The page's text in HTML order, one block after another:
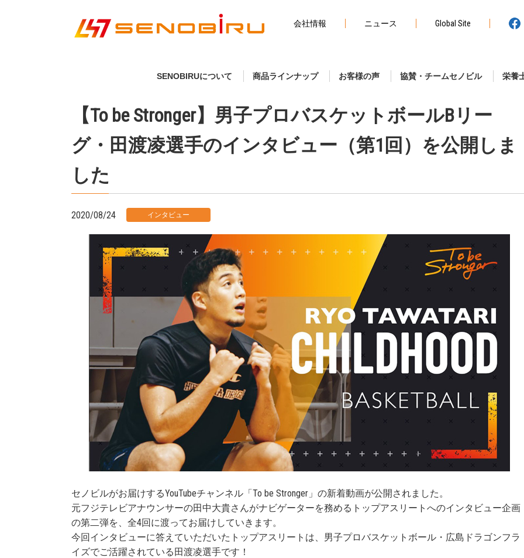
会社情報 ニュース Global Site
SENOBIRUについて 商品ラインナップ お客様の声 協賛・チームセノビル 栄養
【To be Stronger】男子プロバスケットボールBリー
グ・田渡凌選手のインタビュー（第1回）を公開しま
した
2020/08/24 インタビュー
セノビルがお届けするYouTubeチャンネル「To be Stronger」の新着動画が公開されました。
元フジテレビアナウンサーの田中大貴さんがナビゲーターを務めるトップアスリートへのインタビュー企画
の第二弾を、全4回に渡ってお届けしていきます。
今回インタビューに答えていただいたトップアスリートは、男子プロバスケットボール・広島ドラゴンフラ
イズでご活躍されている田渡凌選手です！